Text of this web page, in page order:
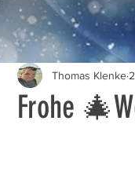
Frohe
Thomas Klenke